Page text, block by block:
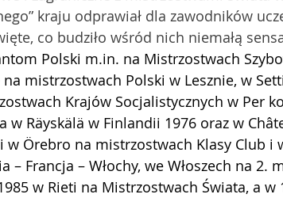
kraju odprawiał dla zawodników
co budziło wśród nich niemałą
Polski m.in. na Mistrzostwach
mistrzostwach Polski w Lesznie, w
Krajów Socjalistycznych w Per
w Räyskälä w Finlandii 1976 oraz w
w Örebro na mistrzostwach Klasy Club i
– Francja – Włochy, we Włoszech na 2.
w Rieti na Mistrzostwach Świata, a w